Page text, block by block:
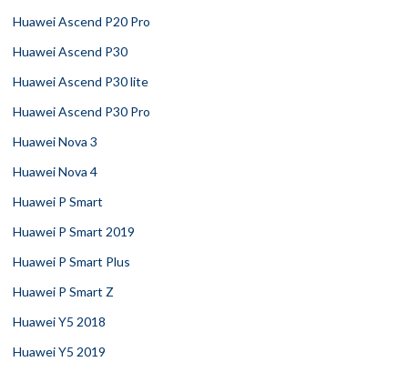
Huawei Ascend P20 Pro
Huawei Ascend P30
Huawei Ascend P30 lite
Huawei Ascend P30 Pro
Huawei Nova 3
Huawei Nova 4
Huawei P Smart
Huawei P Smart 2019
Huawei P Smart Plus
Huawei P Smart Z
Huawei Y5 2018
Huawei Y5 2019